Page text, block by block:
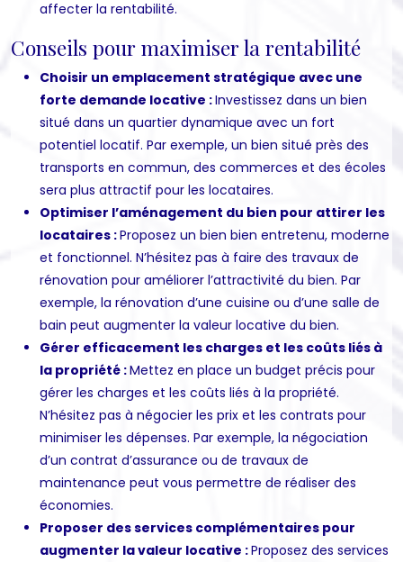
affecter la rentabilité.
Conseils pour maximiser la rentabilité
Choisir un emplacement stratégique avec une
forte demande locative :Investissez dans un bien
situé dans un quartier dynamique avec un fort
potentiel locatif. Par exemple, un bien situé près des
transports en commun, des commerces et des écoles
sera plus attractif pour les locataires.
Optimiser l’aménagement du bien pour attirer les
locataires :Proposez un bien bien entretenu, moderne
et fonctionnel. N’hésitez pas à faire des travaux de
rénovation pour améliorer l’attractivité du bien. Par
exemple, la rénovation d’une cuisine ou d’une salle de
bain peut augmenter la valeur locative du bien.
Gérer efficacement les charges et les coûts liés à
la propriété :Mettez en place un budget précis pour
gérer les charges et les coûts liés à la propriété.
N’hésitez pas à négocier les prix et les contrats pour
minimiser les dépenses. Par exemple, la négociation
d’un contrat d’assurance ou de travaux de
maintenance peut vous permettre de réaliser des
économies.
Proposer des services complémentaires pour
augmenter la valeur locative :Proposez des services